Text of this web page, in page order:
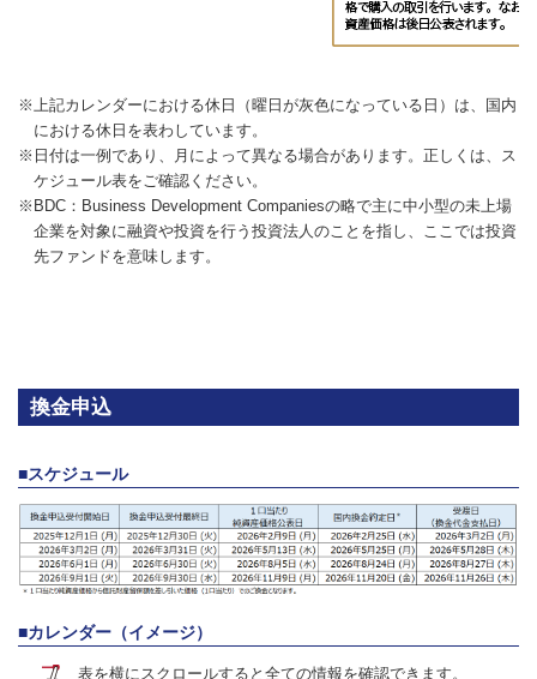
－ゴラブ・キャピタル・プライベート・クレジット・ファン
ド』分配金に関する6つの質問
2026/1/21
ファンド通信『オーイー・キャナル・アンブレラ・トラスト
－ゴラブ・キャピタル・プライベート・クレジット・ファン
ファンド通信『オーイー・キャナル・アンブレラ・トラスト
－ゴラブ・キャピタル・プライベート・クレジット・ファン
2025/12/3
ファンド通信『オーイー・キャナル・アンブレラ・トラスト
－ゴラブ・キャピタル・プライベート・クレジット・ファン
※上記カレンダーにおける休日（曜日が灰色になっている日）は、国内
における休日を表わしています。
※日付は一例であり、月によって異なる場合があります。正しくは、ス
ケジュール表をご確認ください。
※BDC：Business Development Companiesの略で主に中小型の未上場
企業を対象に融資や投資を行う投資法人のことを指し、ここでは投資
先ファンドを意味します。
換金申込
■スケジュール
■カレンダー（イメージ）
表を横にスクロールすると全ての情報を確認できます。